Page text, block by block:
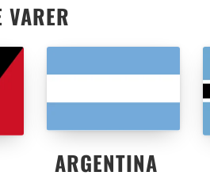
VARER
ARGENTINA